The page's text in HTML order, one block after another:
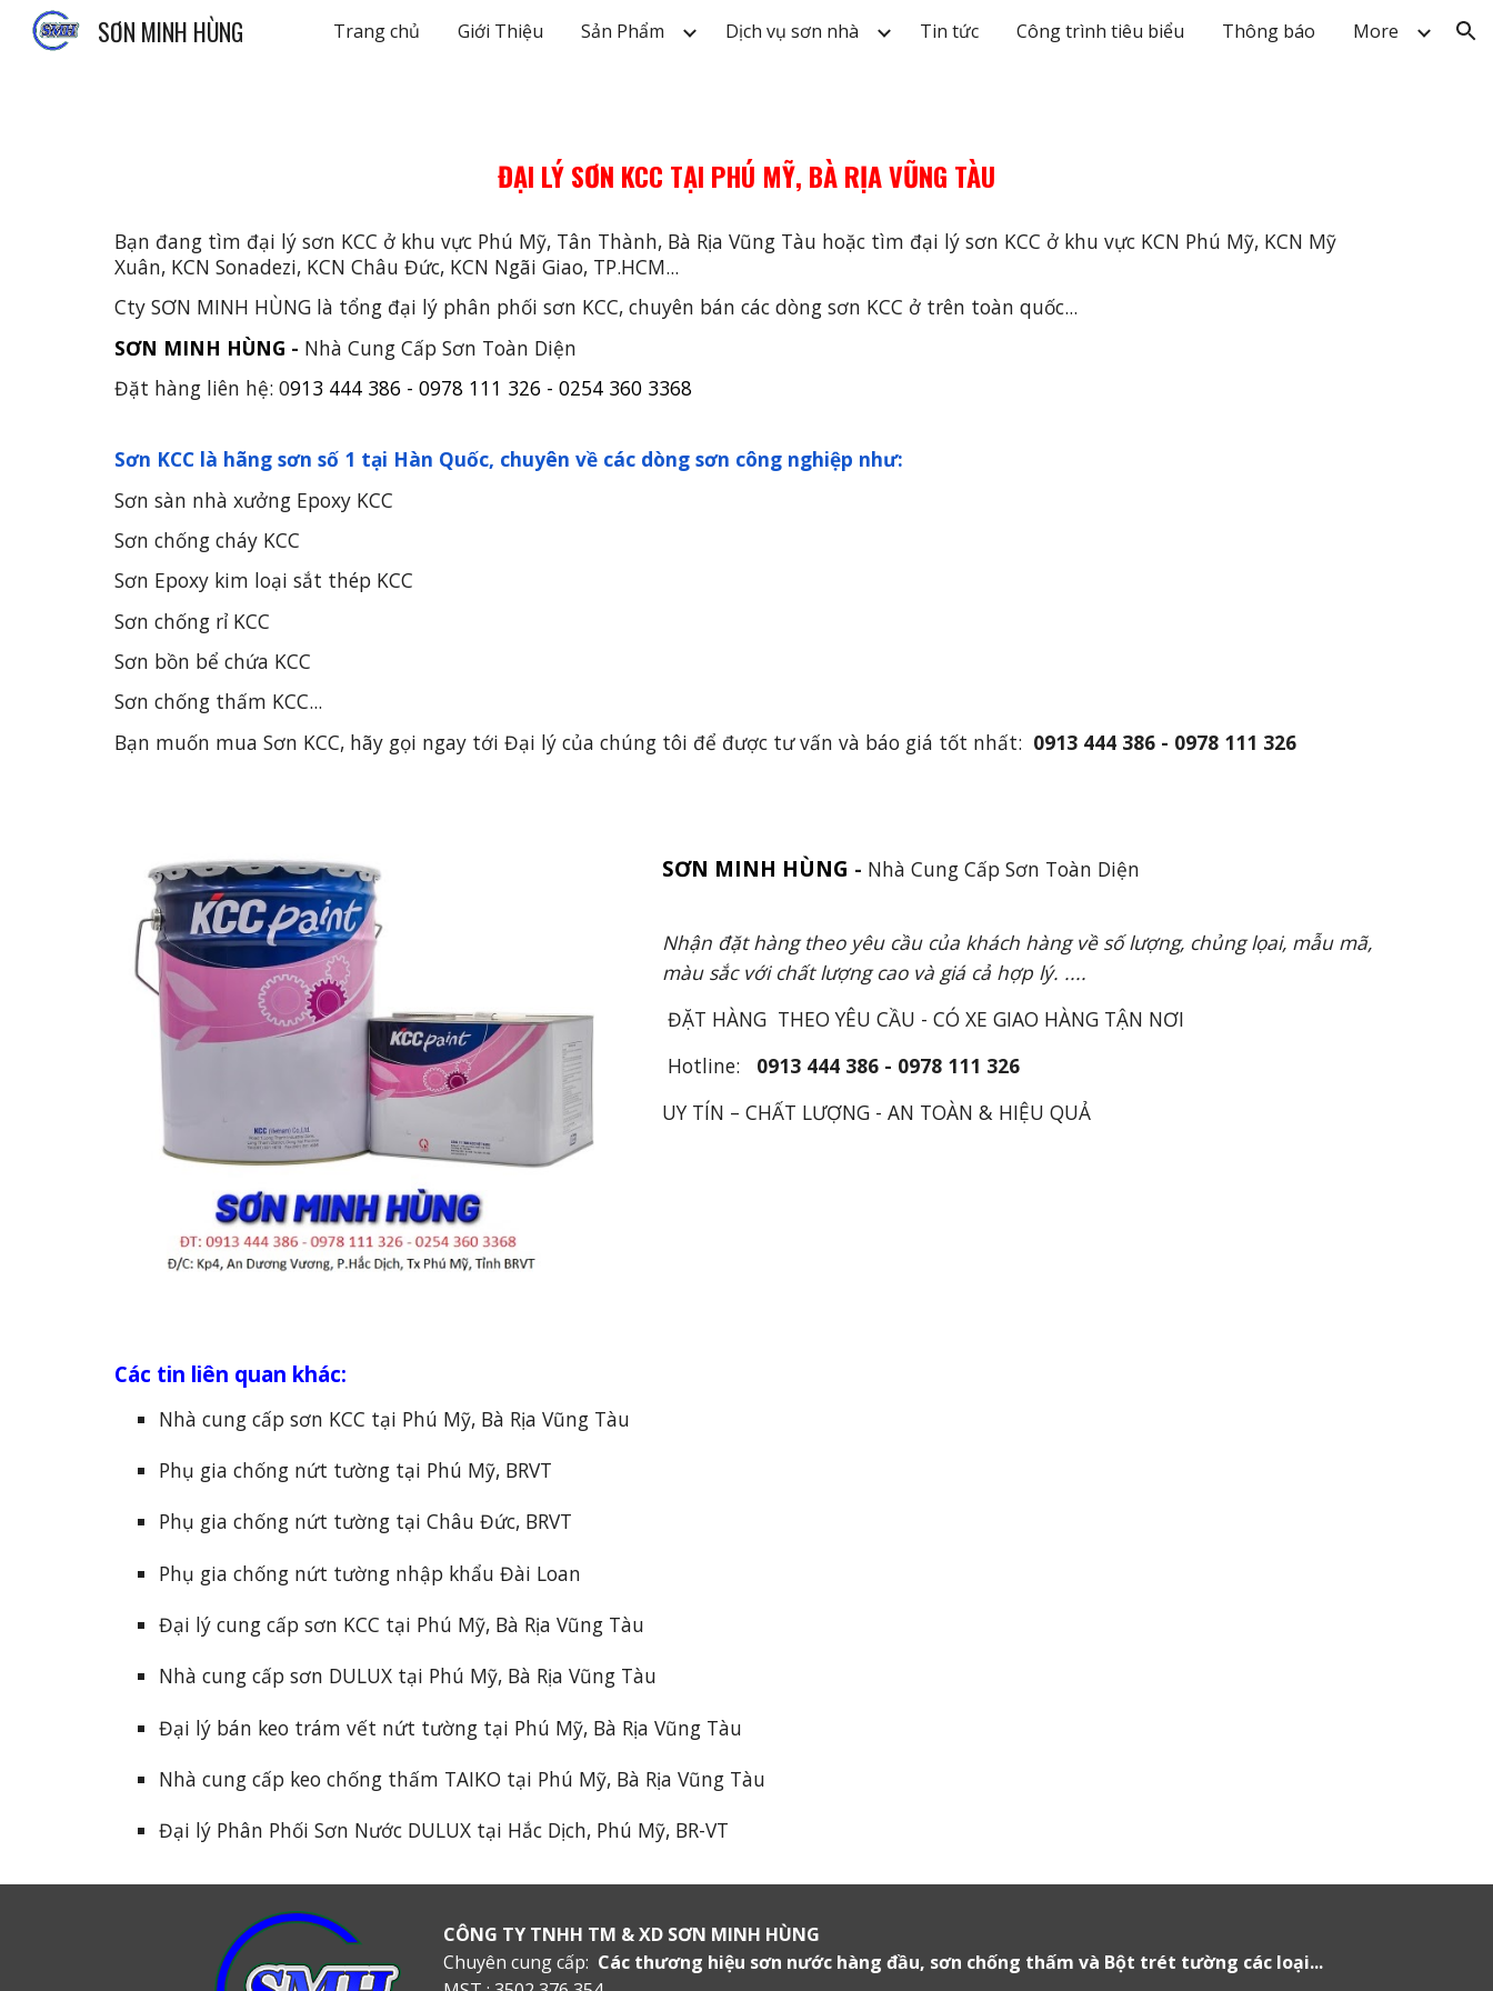
Skip to main content Skip to navigation
SƠN MINH HÙNG Trang chủ Giới Thiệu Sản Phẩm Dịch vụ sơn nhà Tin tức Công trình tiêu biểu Thông báo More
ĐẠI LÝ SƠN KCC TẠI PHÚ MỸ, BÀ RỊA VŨNG TÀU
Bạn đang tìm đại lý sơn KCC ở khu vực Phú Mỹ, Tân Thành, Bà Rịa Vũng Tàu hoặc tìm đại lý sơn KCC ở khu vực KCN Phú Mỹ, KCN Mỹ
Xuân, KCN Sonadezi, KCN Châu Đức, KCN Ngãi Giao, TP.HCM...
Cty SƠN MINH HÙNG là tổng đại lý phân phối sơn KCC, chuyên bán các dòng sơn KCC ở trên toàn quốc...
SƠN MINH HÙNG - Nhà Cung Cấp Sơn Toàn Diện
Đặt hàng liên hệ: 0913 444 386 - 0978 111 326 - 0254 360 3368
Sơn KCC là hãng sơn số 1 tại Hàn Quốc, chuyên về các dòng sơn công nghiệp như:
Sơn sàn nhà xưởng Epoxy KCC
Sơn chống cháy KCC
Sơn Epoxy kim loại sắt thép KCC
Sơn chống rỉ KCC
Sơn bồn bể chứa KCC
Sơn chống thấm KCC...
Bạn muốn mua Sơn KCC, hãy gọi ngay tới Đại lý của chúng tôi để được tư vấn và báo giá tốt nhất: 0913 444 386 - 0978 111 326
SƠN MINH HÙNG - Nhà Cung Cấp Sơn Toàn Diện
Nhận đặt hàng theo yêu cầu của khách hàng về số lượng, chủng lọai, mẫu mã,
màu sắc với chất lượng cao và giá cả hợp lý. ....
ĐẶT HÀNG THEO YÊU CẦU - CÓ XE GIAO HÀNG TẬN NƠI
Hotline: 0913 444 386 - 0978 111 326
UY TÍN – CHẤT LƯỢNG - AN TOÀN & HIỆU QUẢ
Các tin liên quan khác:
Nhà cung cấp sơn KCC tại Phú Mỹ, Bà Rịa Vũng Tàu
Phụ gia chống nứt tường tại Phú Mỹ, BRVT
Phụ gia chống nứt tường tại Châu Đức, BRVT
Phụ gia chống nứt tường nhập khẩu Đài Loan
Đại lý cung cấp sơn KCC tại Phú Mỹ, Bà Rịa Vũng Tàu
Nhà cung cấp sơn DULUX tại Phú Mỹ, Bà Rịa Vũng Tàu
Đại lý bán keo trám vết nứt tường tại Phú Mỹ, Bà Rịa Vũng Tàu
Nhà cung cấp keo chống thấm TAIKO tại Phú Mỹ, Bà Rịa Vũng Tàu
Đại lý Phân Phối Sơn Nước DULUX tại Hắc Dịch, Phú Mỹ, BR-VT
CÔNG TY TNHH TM & XD SƠN MINH HÙNG
Chuyên cung cấp: Các thương hiệu sơn nước hàng đầu, sơn chống thấm và Bột trét tường các loại...